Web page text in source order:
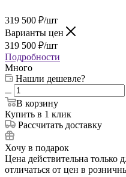
319 500 ₽/шт
Варианты цен
319 500 ₽/шт
Подробности
Много
Нашли дешевле?
В корзину
Купить в 1 клик
Рассчитать доставку
Хочу в подарок
Цена действительна только
отличаться от цен в